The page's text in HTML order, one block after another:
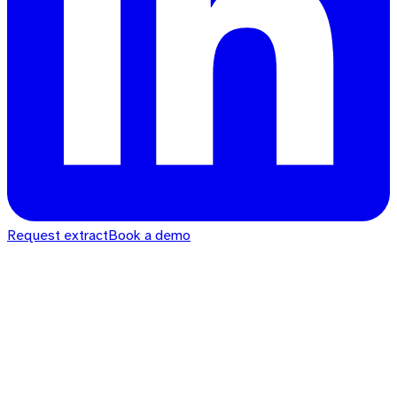
Request extractBook a demo